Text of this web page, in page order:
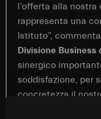
l’offerta alla
rappresenta una
Istituto”, commenta
Divisione Business
sinergico
soddisfazione, per
concretezza il
sviluppo del